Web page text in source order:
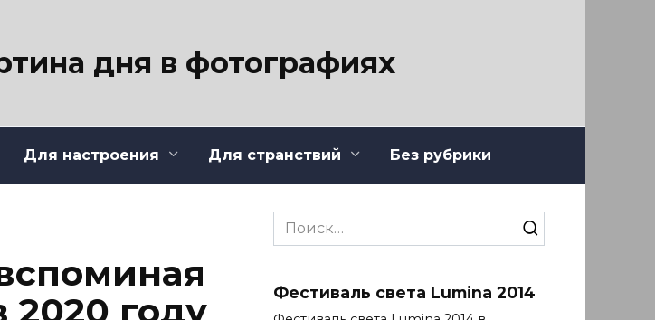
дня в фотографиях
Для настроения Для странствий Без рубрики
2020 году
Search
for:
Фестиваль света Lumina 2014